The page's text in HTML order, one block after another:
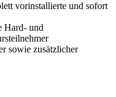
vorinstallierte und sofort
Hard- und
sowie zusätzlicher